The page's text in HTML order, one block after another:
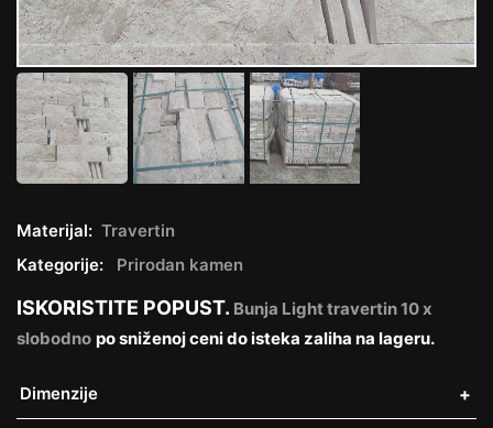
Materijal: Travertin
Kategorije:
Prirodan kamen
ISKORISTITE POPUST. Bunja Light travertin 10 x
slobodno po sniženoj ceni do isteka zaliha na lageru.
Dimenzije